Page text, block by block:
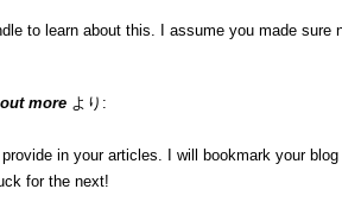
to learn about this. I assume you made sure
more より:
in your articles. I will bookmark your
for the next!